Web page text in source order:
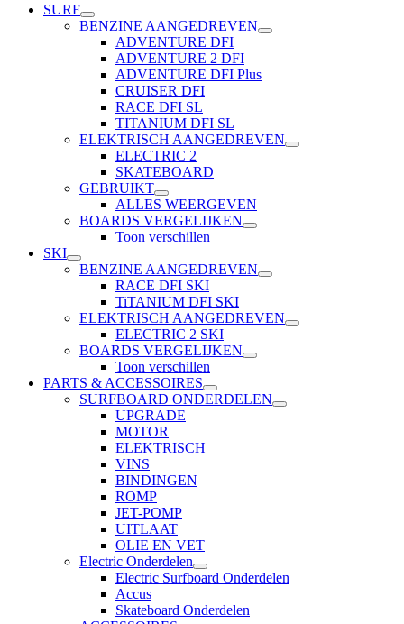
Français
SURF
BENZINE AANGEDREVEN
ADVENTURE DFI
ADVENTURE 2 DFI
ADVENTURE DFI Plus
CRUISER DFI
RACE DFI SL
TITANIUM DFI SL
ELEKTRISCH AANGEDREVEN
ELECTRIC 2
SKATEBOARD
GEBRUIKT
ALLES WEERGEVEN
BOARDS VERGELIJKEN
Toon verschillen
SKI
BENZINE AANGEDREVEN
RACE DFI SKI
TiTANIUM DFI SKI
ELEKTRISCH AANGEDREVEN
ELECTRIC 2 SKI
BOARDS VERGELIJKEN
Toon verschillen
PARTS & ACCESSOIRES
SURFBOARD ONDERDELEN
UPGRADE
MOTOR
ELEKTRISCH
VINS
BINDINGEN
ROMP
JET-POMP
UITLAAT
OLIE EN VET
Electric Onderdelen
Electric Surfboard Onderdelen
Accus
Skateboard Onderdelen